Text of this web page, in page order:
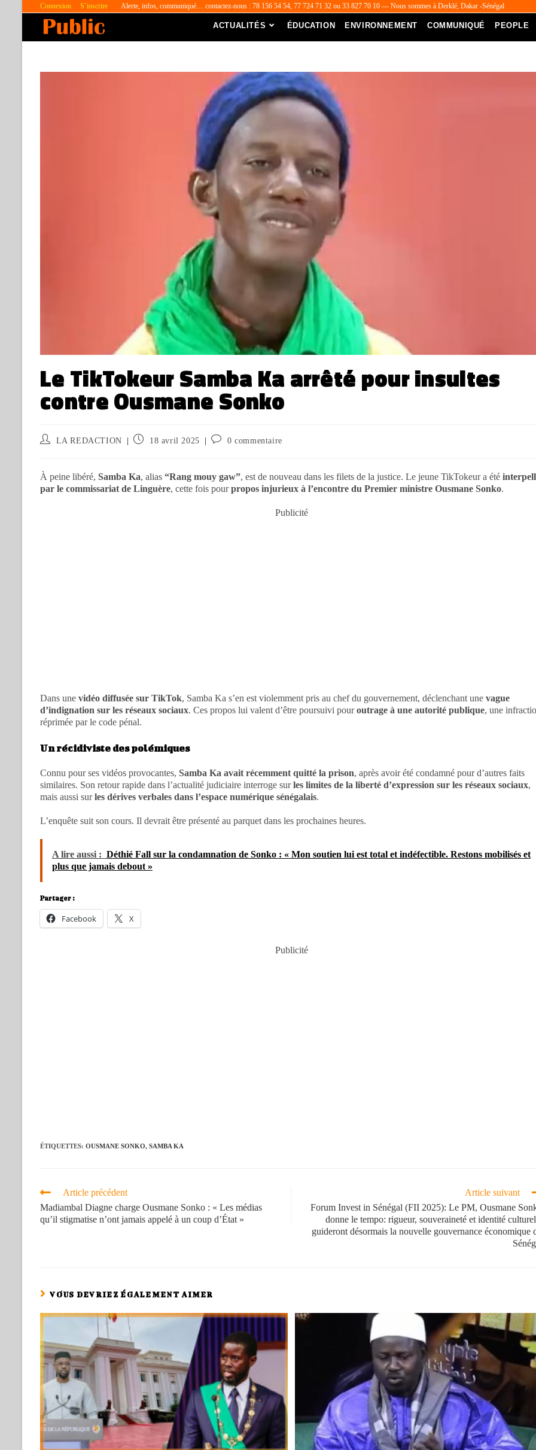
Connexion S’inscrire Alerte, infos, communiqué… contactez-nous : 78 156 54 54, 77 724 71 32 ou 33 827 70 10 --- Nous sommes à Derklé, Dakar -Sénégal
ACTUALITÉS ÉDUCATION ENVIRONNEMENT COMMUNIQUÉ PEOPLE
Le TikTokeur Samba Ka arrêté pour insultes
contre Ousmane Sonko
LA REDACTION 18 avril 2025 0 commentaire
À peine libéré, Samba Ka, alias “Rang mouy gaw”, est de nouveau dans les filets de la justice. Le jeune TikTokeur a été
par le commissariat de Linguère, cette fois pourpropos injurieux à l’encontre du Premier ministre Ousmane Sonko.
Publicité
Dans une vidéo diffusée sur TikTok, Samba Ka s’en est violemment pris au chef du gouvernement, déclenchant une vague
d’indignation sur les réseaux sociaux. Ces propos lui valent d’être poursuivi pouroutrage à une autorité publique, une
réprimée par le code pénal.
Un récidiviste des polémiques
Connu pour ses vidéos provocantes, Samba Ka avait récemment quitté la prison, après avoir été condamné pour d’autres faits
similaires. Son retour rapide dans l’actualité judiciaire interroge surles limites de la liberté d’expression sur les réseaux sociaux,
mais aussi surles dérives verbales dans l’espace numérique sénégalais.
L’enquête suit son cours. Il devrait être présenté au parquet dans les prochaines heures.
A lire aussi : Déthié Fall sur la condamnation de Sonko : « Mon soutien lui est total et indéfectible. Restons mobilisés et
plus que jamais debout »
Partager :
Facebook X
Publicité
ÉTIQUETTES: OUSMANE SONKO, SAMBA KA
Article précédent
Madiambal Diagne charge Ousmane Sonko : « Les médias
qu’il stigmatise n’ont jamais appelé à un coup d’État »
Article suivant
Forum Invest in Sénégal (FII 2025): Le PM, Ousmane
donne le tempo: rigueur, souveraineté et identité
guideront désormais la nouvelle gouvernance économique
VOUS DEVRIEZ ÉGALEMENT AIMER